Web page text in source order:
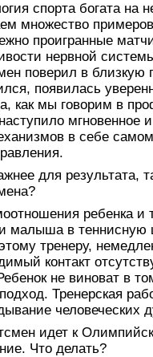
спорта богата на
множество
проигранные
нервной
поверил в близкую
появилась
как мы говорим в
мгновенное
в себе
для результата,
ребенка и
малыша в теннисную
тренеру,
контакт
не виноват в
Тренерская
идет к
Что делать?